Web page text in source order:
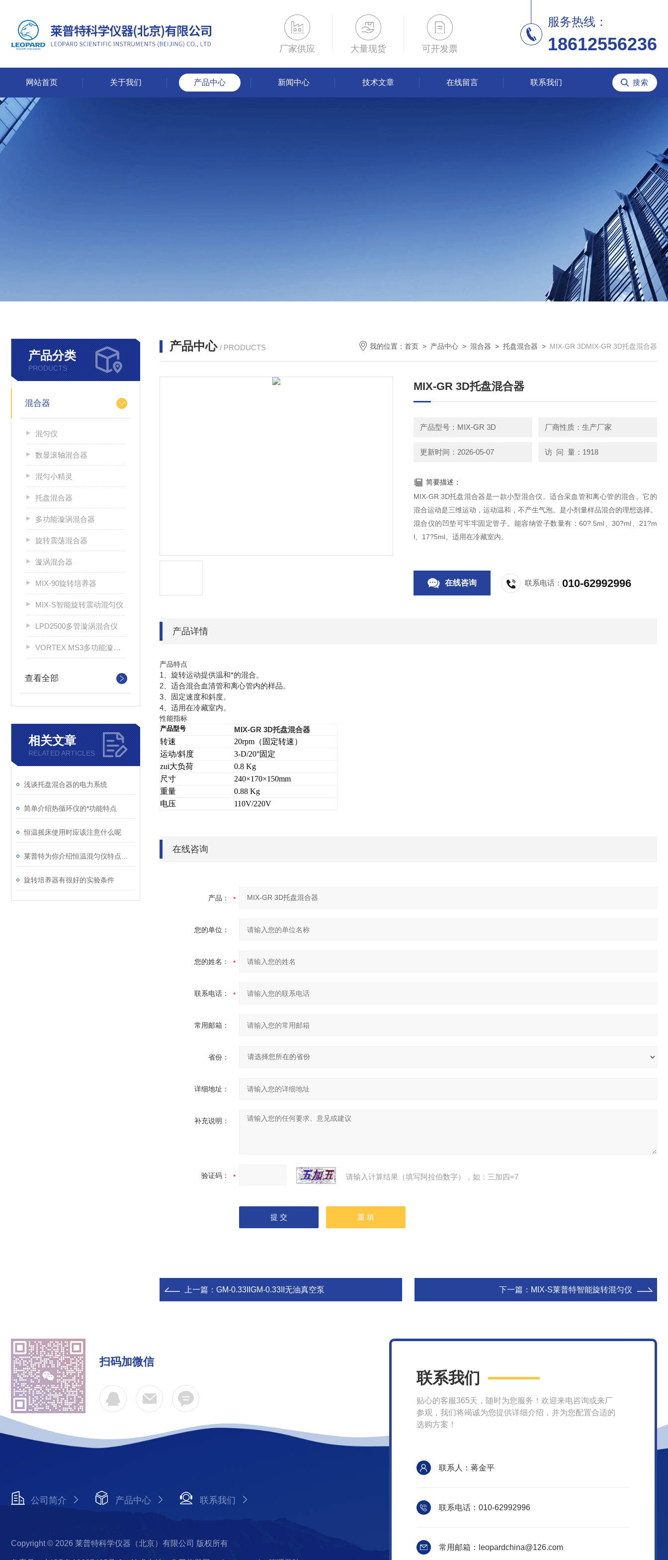
厂家供应 大量现货 可开发票
服务热线：
18612556236
网站首页 关于我们 产品中心 新闻中心 技术文章 在线留言 联系我们
产品分类
PRODUCTS
混合器
混匀仪
数显滚轴混合器
混匀小精灵
托盘混合器
多功能漩涡混合器
旋转震荡混合器
漩涡混合器
MIX-90旋转培养器
MIX-S智能旋转震动混匀仪
LPD2500多管漩涡混合仪
VORTEX MS3多功能漩涡混合器
查看全部
相关文章
RELATED ARTICLES
浅谈托盘混合器的电力系统
简单介绍热循环仪的*功能特点
恒温摇床使用时应该注意什么呢
旋转培养器有很好的实验条件
产品中心 / PRODUCTS 我的位置： 首页 > 产品中心 > 混合器 > 托盘混合器 > MIX-GR 3DMIX-GR 3D托盘混合器
MIX-GR 3D托盘混合器
产品型号：MIX-GR 3D 厂商性质：生产厂家
更新时间：2026-05-07 访 问 量：1918
简要描述：
MIX-GR 3D托盘混合器是一款小型混合仪。适合采血管和离心管的混合。它的
混合运动是三维运动，运动温和，不产生气泡。是小剂量样品混合的理想选择。
混合仪的凹垫可牢牢固定管子。能容纳管子数量有：60?.5ml、30?ml、21?m
l、17?5ml。适用在冷藏室内。
在线咨询 联系电话：010-62992996
产品详情
产品特点
1、旋转运动提供温和*的混合。
2、适合混合血清管和离心管内的样品。
3、固定速度和斜度。
4、适用在冷藏室内。
性能指标
产品型号 MIX-GR 3D托盘混合器
转速 20rpm （固定转速）
运动/斜度
3-D/20°固定
zui大负荷
0.8 Kg
尺寸
240×170×150mm
重量
0.88 Kg
电压
110V/220V
在线咨询
产品：
您的单位：
您的姓名：
联系电话：
常用邮箱：
省份：
详细地址：
补充说明：
验证码： 请输入计算结果（填写阿拉伯数字），如：三加四=7
上一篇： GM-0.33IIGM-0.33II无油真空泵 下一篇： MIX-S莱普特智能旋转混匀仪
扫码加微信
公司简介 产品中心 联系我们
Copyright © 2026 莱普特科学仪器（北京）有限公司 版权所有
联系我们
贴心的客服365天，随时为您服务！欢迎来电咨询或来厂
参观，我们将竭诚为您提供详细介绍，并为您配置合适的
选购方案！
联系人：蒋金平
联系电话：010-62992996
常用邮箱：leopardchina@126.com